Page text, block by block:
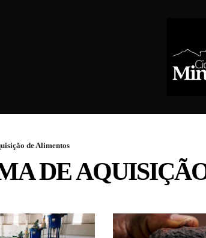
de Alimentos
DE